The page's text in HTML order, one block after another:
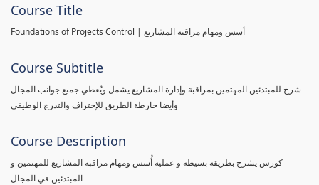
Course Title
Foundations of Projects Control | أسس ومهام مراقبة المشاريع
Course Subtitle
شرح للمبتدئين المهتمين بمراقبة وإدارة المشاريع يشمل ويُغطي جميع جوانب المجال
وأيضا خارطة الطريق للإحتراف والتدرج الوظيفي
Course Description
كورس يشرح بطريقة بسيطة و عملية أُسس ومهام مراقبة المشاريع للمهتمين و
المبتدئين في المجال